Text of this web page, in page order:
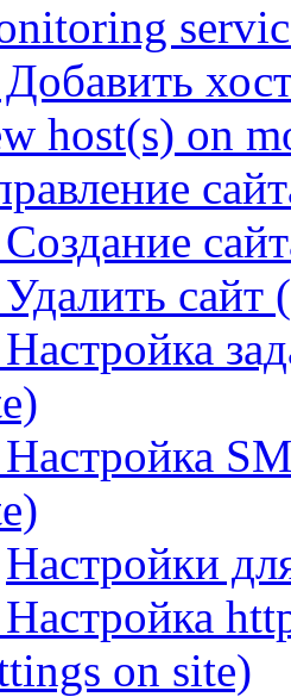
host(s) on
сайт
Настройки
on site)